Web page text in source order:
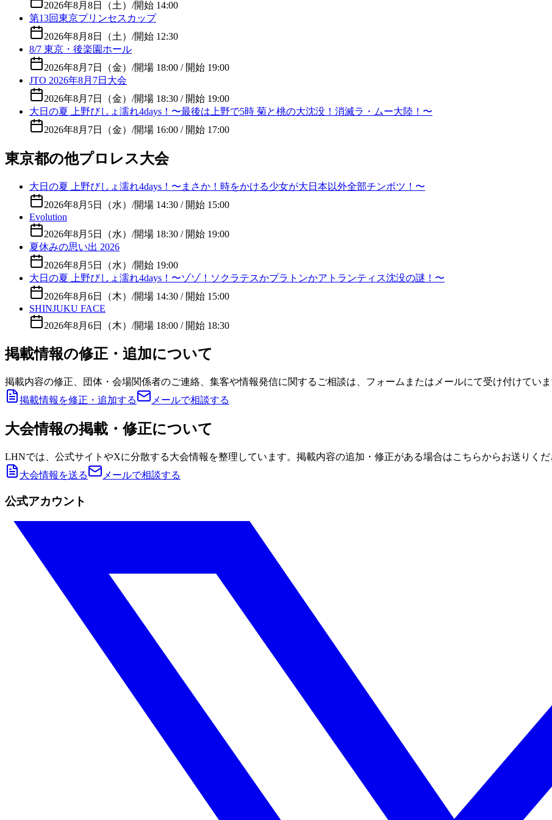
2026年8月8日（土） /開始 14:00
第13回東京プリンセスカップ
2026年8月8日（土） /開始 12:30
8/7 東京・後楽園ホール
2026年8月7日（金） /開場 18:00 / 開始 19:00
JTO 2026年8月7日大会
2026年8月7日（金） /開場 18:30 / 開始 19:00
大日の夏 上野びしょ濡れ4days！〜最後は上野で5時 菊と桃の大沈没！消滅ラ・ムー大陸！〜
2026年8月7日（金） /開場 16:00 / 開始 17:00
東京都の他プロレス大会
大日の夏 上野びしょ濡れ4days！〜まさか！時をかける少女が大日本以外全部チンボツ！〜
2026年8月5日（水） /開場 14:30 / 開始 15:00
Evolution
2026年8月5日（水） /開場 18:30 / 開始 19:00
夏休みの思い出 2026
2026年8月5日（水） /開始 19:00
大日の夏 上野びしょ濡れ4days！〜ゾゾ！ソクラテスかプラトンかアトランティス沈没の謎！〜
2026年8月6日（木） /開場 14:30 / 開始 15:00
SHINJUKU FACE
2026年8月6日（木） /開場 18:00 / 開始 18:30
掲載情報の修正・追加について
掲載内容の修正、団体・会場関係者のご連絡、集客や情報発信に関するご相談は、フォームまたはメールにて受け付けていま
掲載情報を修正・追加する
メールで相談する
大会情報の掲載・修正について
LHNでは、公式サイトやXに分散する大会情報を整理しています。掲載内容の追加・修正がある場合はこちらからお送りくだ
大会情報を送る
メールで相談する
公式アカウント